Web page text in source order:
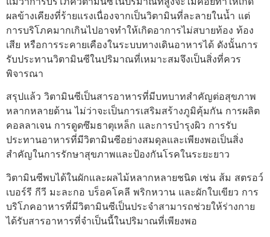
ผลข้างเคียงที่ร้ายแรงเนื่องจากเป็นวิตามินที่ละลายในน้ำ แต่
การบริโภคมากเกินไปอาจทำให้เกิดอาการไม่สบายท้อง ท้อง
เสีย หรือการระคายเคืองในระบบทางเดินอาหารได้ ดังนั้นการ
รับประทานวิตามินซีในปริมาณที่เหมาะสมจึงเป็นสิ่งที่ควร
พิจารณา
สรุปแล้ว วิตามินซีเป็นสารอาหารที่มีบทบาทสำคัญต่อสุขภาพ
หลากหลายด้าน ไม่ว่าจะเป็นการเสริมสร้างภูมิคุ้มกัน การผลิต
คอลลาเจน การดูดซึมธาตุเหล็ก และการบำรุงผิว การรับ
ประทานอาหารที่มีวิตามินซีอย่างสมดุลและเพียงพอเป็นสิ่ง
สำคัญในการรักษาสุขภาพและป้องกันโรคในระยะยาว
วิตามินซีพบได้ในผักและผลไม้หลากหลายชนิด เช่น ส้ม สตรอว์
เบอร์รี กีวี มะละกอ บร็อคโคลี พริกหวาน และผักใบเขียว การ
บริโภคอาหารที่มีวิตามินซีเป็นประจำสามารถช่วยให้ร่างกาย
ได้รับสารอาหารที่จำเป็นนี้ในปริมาณที่เพียงพอ